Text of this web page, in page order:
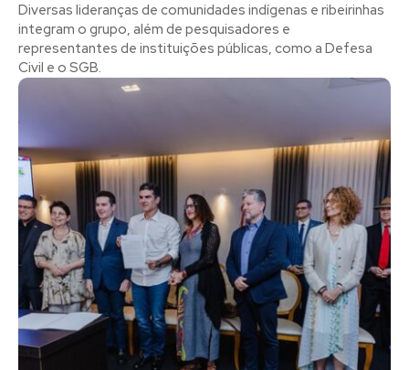
Diversas lideranças de comunidades indígenas e ribeirinhas
integram o grupo, além de pesquisadores e
representantes de instituições públicas, como a Defesa
Civil e o SGB.